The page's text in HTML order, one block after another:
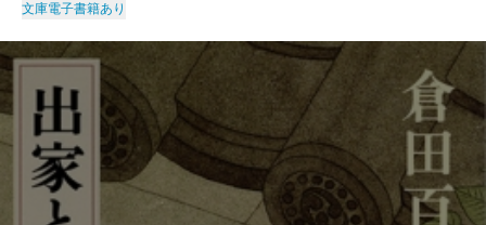
文庫電子書籍あり